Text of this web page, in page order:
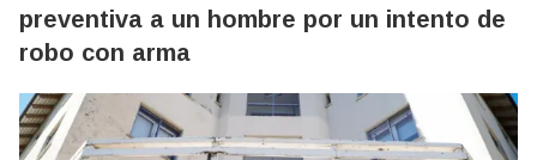
preventiva a un hombre por un intento de
robo con arma